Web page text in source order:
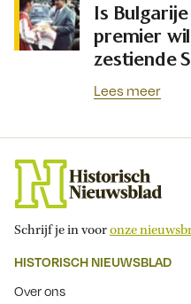
Is
premier
zestiende
Lees meer
Schrijf je in vooronze
HISTORISCH NIEUWSBLAD
Over ons